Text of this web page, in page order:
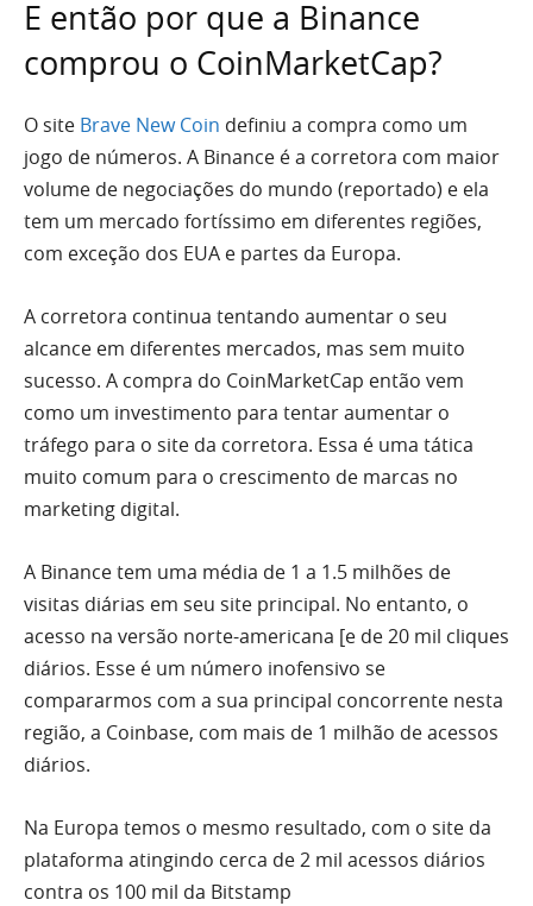
E então por que a Binance
comprou o CoinMarketCap?
O site Brave New Coin definiu a compra como um
jogo de números. A Binance é a corretora com maior
volume de negociações do mundo (reportado) e ela
tem um mercado fortíssimo em diferentes regiões,
com exceção dos EUA e partes da Europa.
A corretora continua tentando aumentar o seu
alcance em diferentes mercados, mas sem muito
sucesso. A compra do CoinMarketCap então vem
como um investimento para tentar aumentar o
tráfego para o site da corretora. Essa é uma tática
muito comum para o crescimento de marcas no
marketing digital.
A Binance tem uma média de 1 a 1.5 milhões de
visitas diárias em seu site principal. No entanto, o
acesso na versão norte-americana [e de 20 mil cliques
diários. Esse é um número inofensivo se
compararmos com a sua principal concorrente nesta
região, a Coinbase, com mais de 1 milhão de acessos
diários.
Na Europa temos o mesmo resultado, com o site da
plataforma atingindo cerca de 2 mil acessos diários
contra os 100 mil da Bitstamp